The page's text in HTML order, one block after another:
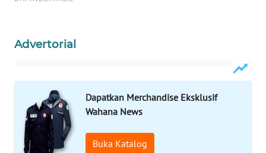
Advertorial
Dapatkan Merchandise Eksklusif
Wahana News
Buka Katalog
WAHANA
SPORT
WAHANA